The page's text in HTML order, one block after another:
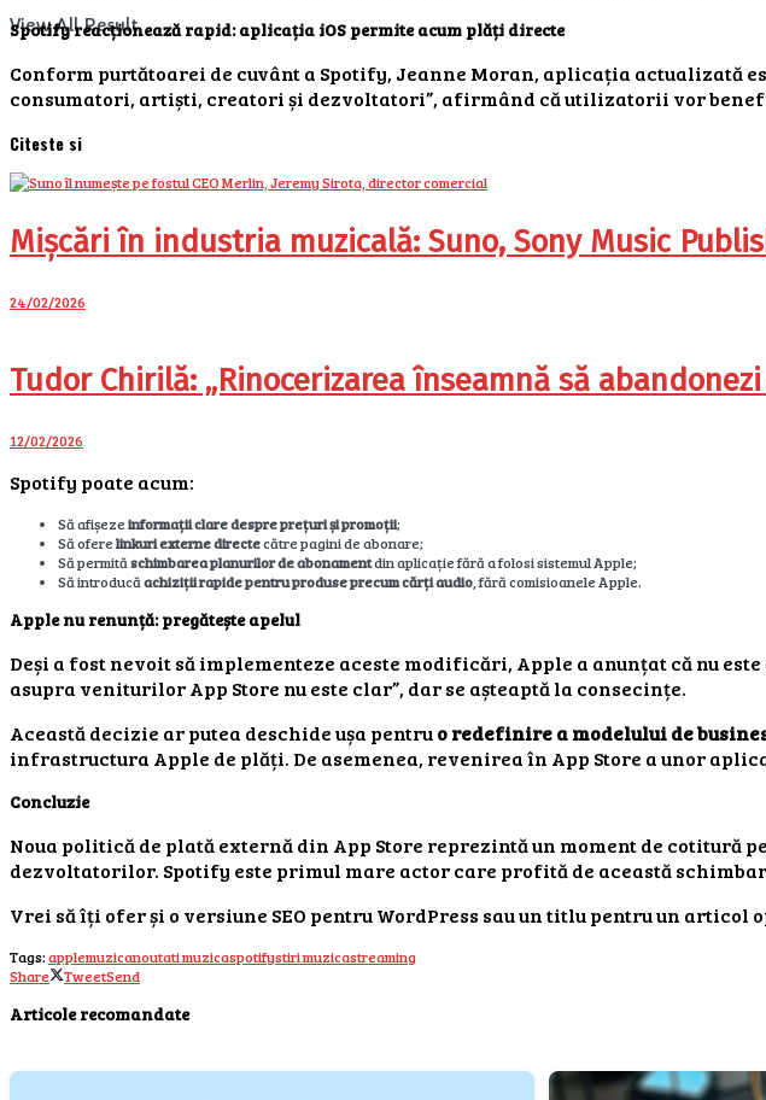
View All Result
Spotify reacționează rapid: aplicația iOS permite acum plăți directe
Conform purtătoarei de cuvânt a Spotify, Jeanne Moran, aplicația actualizată
consumatori, artiști, creatori și dezvoltatori”, afirmând că utilizatorii vor
Citeste si
Mișcări în industria muzicală: Suno, Sony Music
24/02/2026
Tudor Chirilă: „Rinocerizarea înseamnă să
12/02/2026
Spotify poate acum:
Să afișezeinformații clare despre prețuri și promoții;
Să oferelinkuri externe directecătre pagini de abonare;
Să permităschimbarea planurilor de abonamentdin aplicație fără a folosi sistemul Apple;
Să introducăachiziții rapide pentru produse precum cărți audio , fără comisioanele Apple.
Apple nu renunță: pregătește apelul
Deși a fost nevoit să implementeze aceste modificări, Apple a anunțat că nu
asupra veniturilor App Store nu este clar”, dar se așteaptă la consecințe.
Această decizie ar putea deschide ușa pentruo redefinire a modelului de
infrastructura Apple de plăți. De asemenea, revenirea în App Store a unor
Concluzie
Noua politică de plată externă din App Store reprezintă un moment de
dezvoltatorilor. Spotify este primul mare actor care profită de această
Vrei să îți ofer și o versiune SEO pentru WordPress sau un titlu pentru un articol
Tags:applemuzicanoutati muzicaspotifystiri muzicastreaming
Share
TweetSend
Articole recomandate